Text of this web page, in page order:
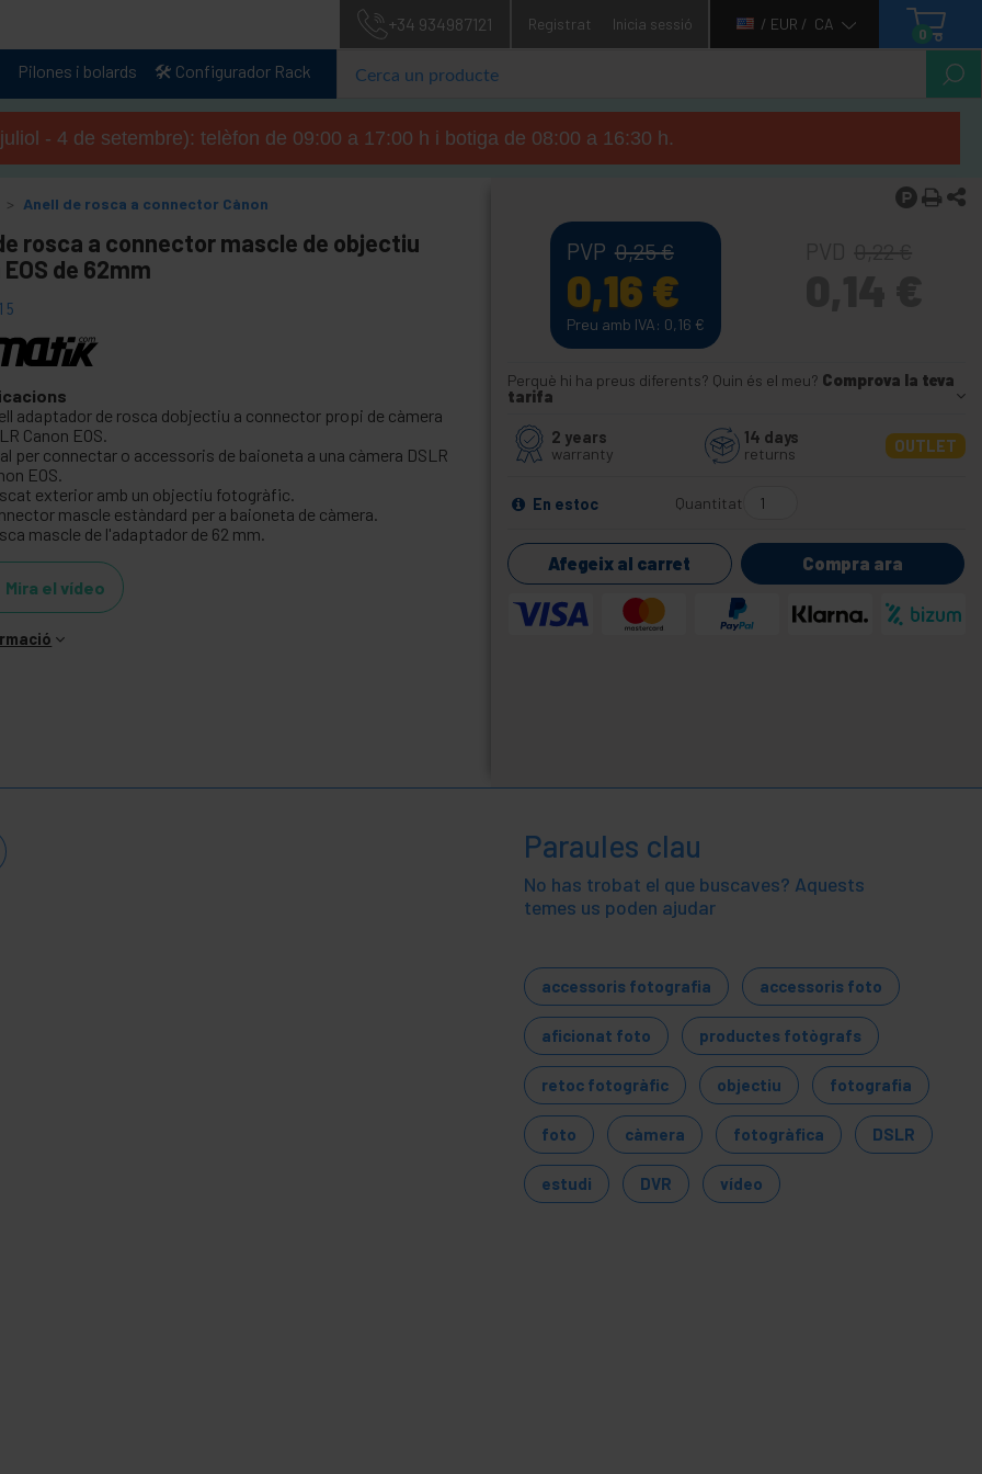
+34 934987121 Registrat Inicia sessió / EUR / CA
0
Pilones i bolards 🛠️ Configurador Rack
- 4 de setembre): telèfon de 09:00 a 17:00 h i botiga de 08:00 a 16:30 h.
Anell de rosca a connector Cànon
rosca a connector mascle de objectiu
de 62mm
adaptador de rosca dobjectiu a connector propi de càmera
Canon EOS.
per connectar o accessoris de baioneta a una càmera DSLR
EOS.
exterior amb un objectiu fotogràfic.
mascle estàndard per a baioneta de càmera.
mascle de l'adaptador de 62 mm.
Mira el vídeo
PVP 0,25€
0,16 €
Preu amb IVA: 0,16 €
Perquè hi ha preus diferents? Quin és el meu? Comprova la teva
tarifa
2 years
warranty
14 days
returns
OUTLET
En estoc Quantitat
Afegeix al carret Compra ara
Paraules clau
No has trobat el que buscaves? Aquests
temes us poden ajudar
accessoris fotografia accessoris foto
aficionat foto productes fotògrafs
retoc fotogràfic objectiu fotografia
foto càmera fotogràfica DSLR
estudi DVR vídeo